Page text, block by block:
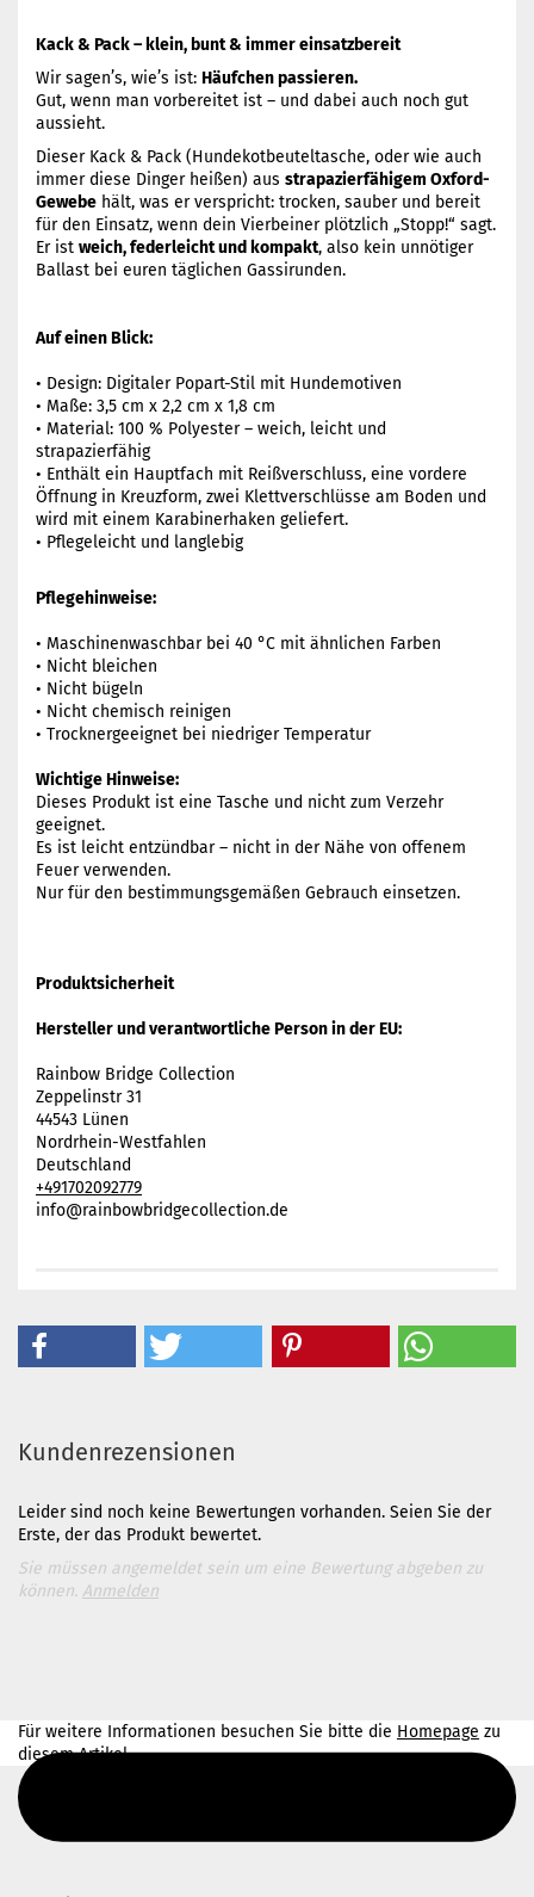
Kack & Pack – klein, bunt & immer einsatzbereit
Wir sagen’s, wie’s ist: Häufchen passieren.
Gut, wenn man vorbereitet ist – und dabei auch noch gut
aussieht.
Dieser Kack & Pack (Hundekotbeuteltasche, oder wie auch
immer diese Dinger heißen) aus strapazierfähigem Oxford-
Gewebe hält, was er verspricht: trocken, sauber und bereit
für den Einsatz, wenn dein Vierbeiner plötzlich „Stopp!“ sagt.
Er ist weich, federleicht und kompakt, also kein unnötiger
Ballast bei euren täglichen Gassirunden.
Auf einen Blick:
• Design: Digitaler Popart-Stil mit Hundemotiven
• Maße: 3,5 cm x 2,2 cm x 1,8 cm
• Material: 100 % Polyester – weich, leicht und
strapazierfähig
• Enthält ein Hauptfach mit Reißverschluss, eine vordere
Öffnung in Kreuzform, zwei Klettverschlüsse am Boden und
wird mit einem Karabinerhaken geliefert.
• Pflegeleicht und langlebig
Pflegehinweise:
• Maschinenwaschbar bei 40 °C mit ähnlichen Farben
• Nicht bleichen
• Nicht bügeln
• Nicht chemisch reinigen
• Trocknergeeignet bei niedriger Temperatur
Wichtige Hinweise:
Dieses Produkt ist eine Tasche und nicht zum Verzehr
geeignet.
Es ist leicht entzündbar – nicht in der Nähe von offenem
Feuer verwenden.
Nur für den bestimmungsgemäßen Gebrauch einsetzen.
Produktsicherheit
Hersteller und verantwortliche Person in der EU:
Rainbow Bridge Collection
Zeppelinstr 31
44543 Lünen
Nordrhein-Westfahlen
Deutschland
+491702092779
info@rainbowbridgecollection.de
Kundenrezensionen
Leider sind noch keine Bewertungen vorhanden. Seien Sie der
Erste, der das Produkt bewertet.
Sie müssen angemeldet sein um eine Bewertung abgeben zu
können. Anmelden
Für weitere Informationen besuchen Sie bitte die Homepage zu
diesem Artikel.